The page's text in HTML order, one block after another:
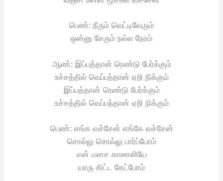
பெண்: நீரும் வெட்டிவேரும்
ஒன்னு சேரும் நல்ல நேரம்
ஆண்: இப்பத்தான் ரெண்டு பேர்க்கும்
உச்சத்தில் வெப்பந்தான் ஏறி நிக்கும்
இப்பத்தான் ரெண்டு பேர்க்கும்
உச்சத்தில் வெப்பந்தான் ஏறி நிக்கும்
பெண்: எங்க வச்சேன் எங்கே வச்சேன்
சொல்லு சொல்லு பார்ப்போம்
என் மனச காணலியே
யாரு கிட்ட கேட்போம்